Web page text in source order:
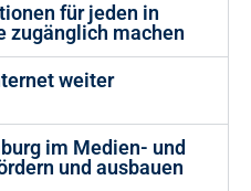
für jeden in
zugänglich machen
weiter
im Medien- und
und ausbauen